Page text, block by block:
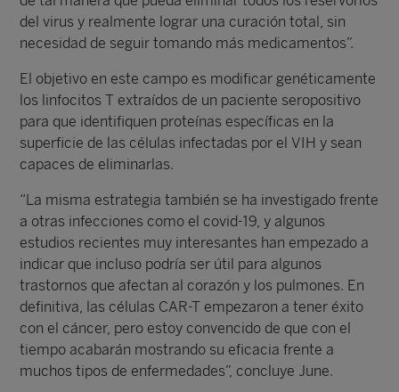
del virus y realmente lograr una curación total, sin
necesidad de seguir tomando más medicamentos”.
El objetivo en este campo es modificar genéticamente
los linfocitos T extraídos de un paciente seropositivo
para que identifiquen proteínas específicas en la
superficie de las células infectadas por el VIH y sean
capaces de eliminarlas.
“La misma estrategia también se ha investigado frente
a otras infecciones como el covid-19, y algunos
estudios recientes muy interesantes han empezado a
indicar que incluso podría ser útil para algunos
trastornos que afectan al corazón y los pulmones. En
definitiva, las células CAR-T empezaron a tener éxito
con el cáncer, pero estoy convencido de que con el
tiempo acabarán mostrando su eficacia frente a
muchos tipos de enfermedades”, concluye June.